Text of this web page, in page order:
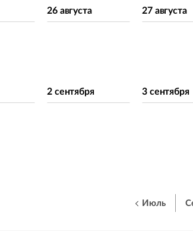
26 августа 27 августа
2 сентября 3 сентября
Июль